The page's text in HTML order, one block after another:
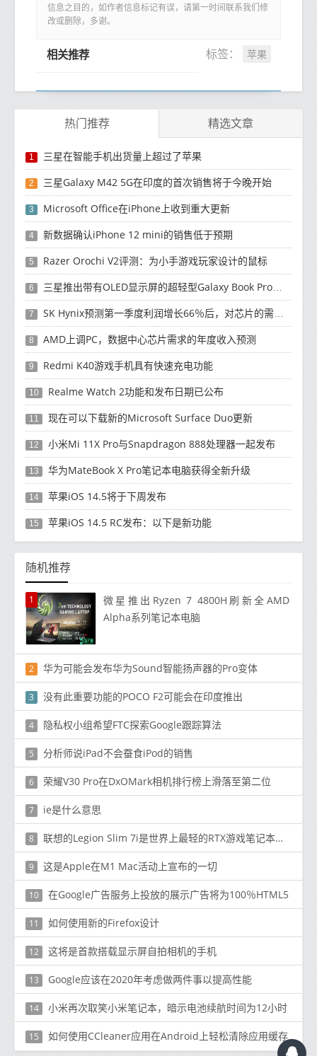
信息之目的，如作者信息标记有误，请第一时间联系我们修
改或删除，多谢。
标签： 苹果
相关推荐
热门推荐 精选文章
1 三星在智能手机出货量上超过了苹果
2 三星Galaxy M42 5G在印度的首次销售将于今晚开始
3 Microsoft Office在iPhone上收到重大更新
4 新数据确认iPhone 12 mini的销售低于预期
5 Razer Orochi V2评测：为小手游戏玩家设计的鼠标
6 三星推出带有OLED显示屏的超轻型Galaxy Book Pro和Galaxy Book Pro 360笔记本电脑
7 SK Hynix预测第一季度利润增长66％后，对芯片的需求将增强
8 AMD上调PC，数据中心芯片需求的年度收入预测
9 Redmi K40游戏手机具有快速充电功能
10 Realme Watch 2功能和发布日期已公布
11 现在可以下载新的Microsoft Surface Duo更新
12 小米Mi 11X Pro与Snapdragon 888处理器一起发布
13 华为MateBook X Pro笔记本电脑获得全新升级
14 苹果iOS 14.5将于下周发布
15 苹果iOS 14.5 RC发布：以下是新功能
随机推荐
1
微星推出Ryzen 7 4800H刷新全AMD
Alpha系列笔记本电脑
2 华为可能会发布华为Sound智能扬声器的Pro变体
3 没有此重要功能的POCO F2可能会在印​​度推出
4 隐私权小组希望FTC探索Google跟踪算法
5 分析师说iPad不会蚕食iPod的销售
6 荣耀V30 Pro在DxOMark相机排行榜上滑落至第二位
7 ie是什么意思
8 联想的Legion Slim 7i是世界上最轻的RTX游戏笔记本电脑
9 这是Apple在M1 Mac活动上宣布的一切
10 在Google广告服务上投放的展示广告将为100％HTML5
11 如何使用新的Firefox设计
12 这将是首款搭载显示屏自拍相机的手机
13 Google应该在2020年考虑做两件事以提高性能
14 小米再次取笑小米笔记本，暗示电池续航时间为12小时
15 如何使用CCleaner应用在Android上轻松清除应用缓存